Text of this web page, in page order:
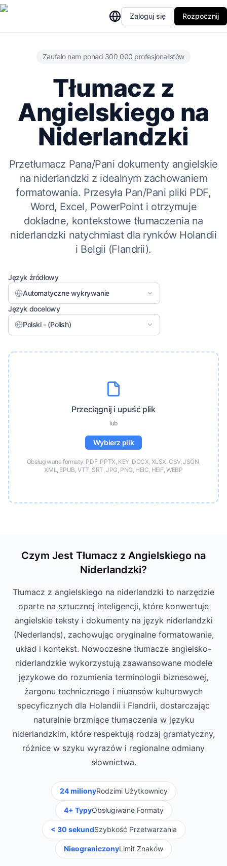
Zaloguj się Rozpocznij
Zaufało nam ponad 300 000 profesjonalistów
Tłumacz z
Angielskiego na
Niderlandzki
Przetłumacz Pana/Pani dokumenty angielskie
na niderlandzki z idealnym zachowaniem
formatowania. Przesyła Pan/Pani pliki PDF,
Word, Excel, PowerPoint i otrzymuje
dokładne, kontekstowe tłumaczenia na
niderlandzki natychmiast dla rynków Holandii
i Belgii (Flandrii).
Język źródłowy
Automatyczne wykrywanie
Język docelowy
Polski - (Polish)
Przeciągnij i upuść plik
lub
Wybierz plik
Obsługiwane formaty: PDF, PPTX, KEY, DOCX, XLSX, CSV, JSON,
XML, EPUB, VTT, SRT, JPG, PNG, HEIC, HEIF, WEBP
Czym Jest Tłumacz z Angielskiego na
Niderlandzki?
Tłumacz z angielskiego na niderlandzki to narzędzie
oparte na sztucznej inteligencji, które konwertuje
angielskie teksty i dokumenty na język niderlandzki
(Nederlands), zachowując oryginalne formatowanie,
układ i kontekst. Nowoczesne tłumacze angielsko-
niderlandzkie wykorzystują zaawansowane modele
językowe do rozumienia terminologii biznesowej,
żargonu technicznego i niuansów kulturowych
specyficznych dla Holandii i Flandrii, dostarczając
naturalnie brzmiące tłumaczenia w języku
niderlandzkim, które respektują rodzaj gramatyczny,
różnice w szyku wyrazów i regionalne odmiany
słownictwa.
24 milionyRodzimi Użytkownicy
4+ TypyObsługiwane Formaty
< 30 sekundSzybkość Przetwarzania
NieograniczonyLimit Znaków